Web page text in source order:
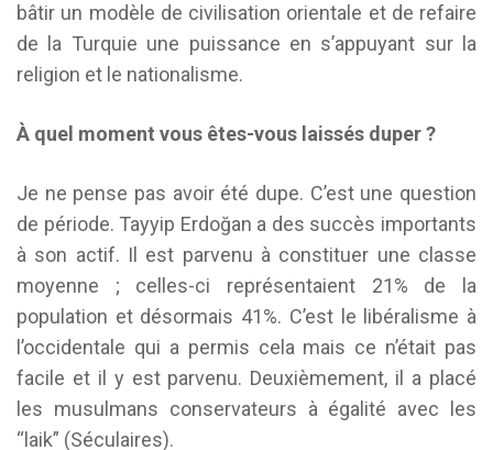
bâtir un modèle de civilisation orientale et de refaire
de la Turquie une puissance en s’appuyant sur la
religion et le nationalisme.
À quel moment vous êtes-vous laissés duper ?
Je ne pense pas avoir été dupe. C’est une question
de période. Tayyip Erdoğan a des succès importants
à son actif. Il est parvenu à constituer une classe
moyenne ; celles-ci représentaient 21% de la
population et désormais 41%. C’est le libéralisme à
l’occidentale qui a permis cela mais ce n’était pas
facile et il y est parvenu. Deuxièmement, il a placé
les musulmans conservateurs à égalité avec les
“laik” (Séculaires).